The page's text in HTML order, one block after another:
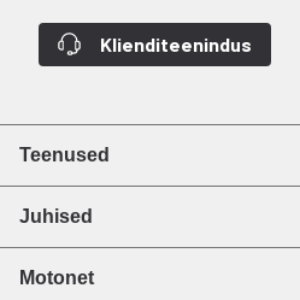
Klienditeenindus
Teenused
Juhised
Motonet